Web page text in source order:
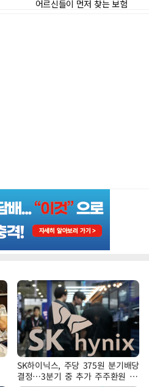
SK하이닉스, 주당 375원 분기배당
결정…3분기 중 추가 주주환원 발